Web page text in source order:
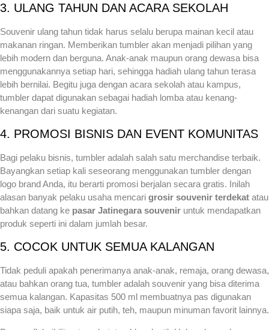
3. ULANG TAHUN DAN ACARA SEKOLAH
Souvenir ulang tahun tidak harus selalu berupa mainan kecil atau
makanan ringan. Memberikan tumbler akan menjadi pilihan yang
lebih modern dan berguna. Anak-anak maupun orang dewasa bisa
menggunakannya setiap hari, sehingga hadiah ulang tahun terasa
lebih bernilai. Begitu juga dengan acara sekolah atau kampus,
tumbler dapat digunakan sebagai hadiah lomba atau kenang-
kenangan dari suatu kegiatan.
4. PROMOSI BISNIS DAN EVENT KOMUNITAS
Bagi pelaku bisnis, tumbler adalah salah satu merchandise terbaik.
Bayangkan setiap kali seseorang menggunakan tumbler dengan
logo brand Anda, itu berarti promosi berjalan secara gratis. Inilah
alasan banyak pelaku usaha mencari grosir souvenir terdekat atau
bahkan datang ke pasar Jatinegara souvenir untuk mendapatkan
produk seperti ini dalam jumlah besar.
5. COCOK UNTUK SEMUA KALANGAN
Tidak peduli apakah penerimanya anak-anak, remaja, orang dewasa,
atau bahkan orang tua, tumbler adalah souvenir yang bisa diterima
semua kalangan. Kapasitas 500 ml membuatnya pas digunakan
siapa saja, baik untuk air putih, teh, maupun minuman favorit lainnya.